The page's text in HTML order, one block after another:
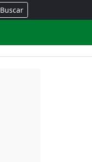
Buscar